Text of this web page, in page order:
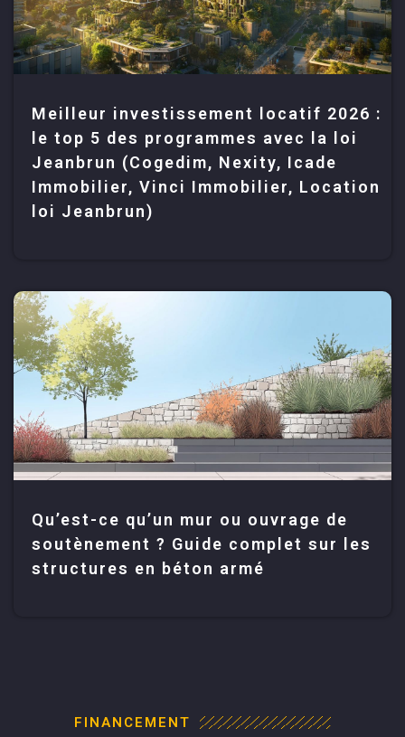
Meilleur investissement locatif 2026 :
le top 5 des programmes avec la loi
Jeanbrun (Cogedim, Nexity, Icade
Immobilier, Vinci Immobilier, Location
loi Jeanbrun)
Qu’est-ce qu’un mur ou ouvrage de
soutènement ? Guide complet sur les
structures en béton armé
FINANCEMENT